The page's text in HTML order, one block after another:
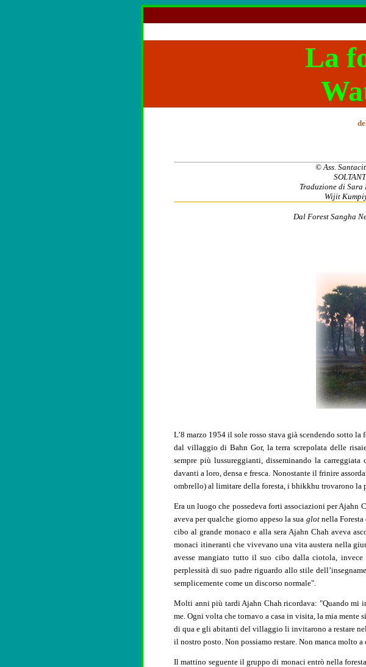
La
© Ass.
Traduzione di Sara
Wijit
Dal Forest Sangha
L’8 marzo 1954 il sole rosso stava già scendendo sotto
dal villaggio di Bahn Gor, la terra screpolata delle
sempre più lussureggianti, disseminando la
davanti a loro, densa e fresca. Nonostante il frinire
ombrello) al limitare della foresta, i bhikkhu trovarono la
Era un luogo che possedeva forti associazioni per Ajahn
aveva per qualche giorno appeso la sua glotnella Foresta
cibo al grande monaco e alla sera Ajahn Chah aveva
monaci itineranti che vivevano una vita austera nella
avesse mangiato tutto il suo cibo dalla ciotola,
perplessità di suo padre riguardo allo stile
semplicemente come un discorso normale".
Molti anni più tardi Ajahn Chah ricordava: "Quando mi
me. Ogni volta che tornavo a casa in visita, la mia mente
di qua e gli abitanti del villaggio li invitarono a restare
il nostro posto. Non possiamo restare. Non manca molto
Il mattino seguente il gruppo di monaci entrò nella